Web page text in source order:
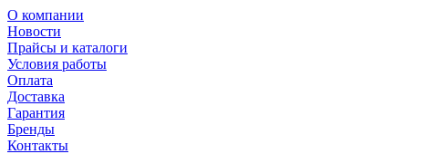
О компании
Новости
Прайсы и каталоги
Условия работы
Оплата
Доставка
Гарантия
Бренды
Контакты